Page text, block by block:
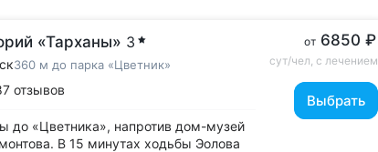
«Тарханы» 3
360 м до парка «Цветник»
отзывов
до «Цветника», напротив дом-музей
В 15 минутах ходьбы Эолова
от 6850 ₽
сут/чел, с лечением
Выбрать